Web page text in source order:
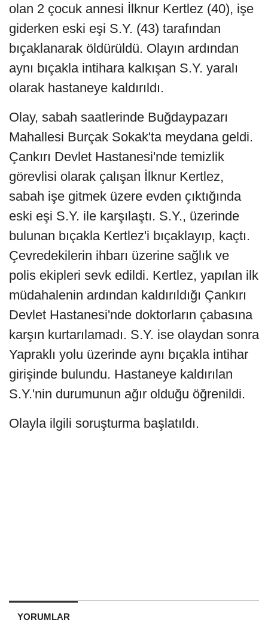
olan 2 çocuk annesi İlknur Kertlez (40), işe
giderken eski eşi S.Y. (43) tarafından
bıçaklanarak öldürüldü. Olayın ardından
aynı bıçakla intihara kalkışan S.Y. yaralı
olarak hastaneye kaldırıldı.
Olay, sabah saatlerinde Buğdaypazarı
Mahallesi Burçak Sokak'ta meydana geldi.
Çankırı Devlet Hastanesi'nde temizlik
görevlisi olarak çalışan İlknur Kertlez,
sabah işe gitmek üzere evden çıktığında
eski eşi S.Y. ile karşılaştı. S.Y., üzerinde
bulunan bıçakla Kertlez'i bıçaklayıp, kaçtı.
Çevredekilerin ihbarı üzerine sağlık ve
polis ekipleri sevk edildi. Kertlez, yapılan ilk
müdahalenin ardından kaldırıldığı Çankırı
Devlet Hastanesi'nde doktorların çabasına
karşın kurtarılamadı. S.Y. ise olaydan sonra
Yapraklı yolu üzerinde aynı bıçakla intihar
girişinde bulundu. Hastaneye kaldırılan
S.Y.'nin durumunun ağır olduğu öğrenildi.
Olayla ilgili soruşturma başlatıldı.
YORUMLAR